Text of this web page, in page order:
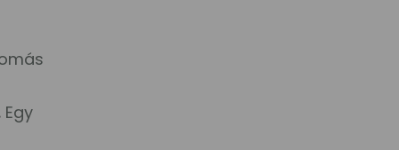
Egy